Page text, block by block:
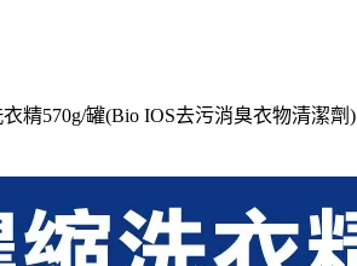
精570g/罐(Bio IOS去污消臭衣物清潔劑)